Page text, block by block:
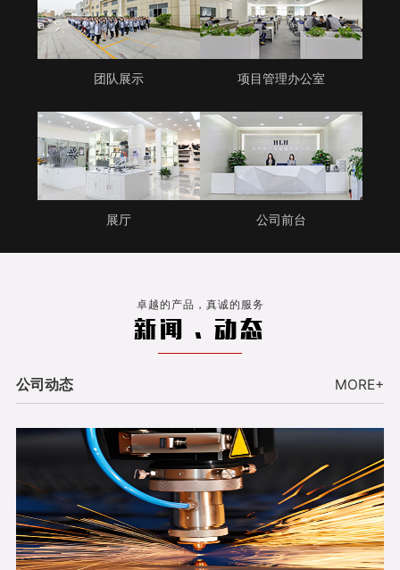
团队展示 项目管理办公室
展厅 公司前台
卓越的产品，真诚的服务
新闻 . 动态
公司动态 MORE+